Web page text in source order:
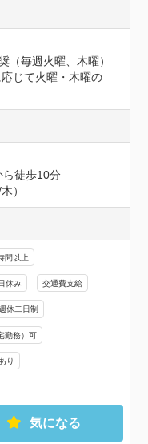
（毎週火曜、木曜）
じて火曜・木曜の
ら徒歩10分
）
間以上
休み 交通費支給
休二日制
勤務）可
り
気になる